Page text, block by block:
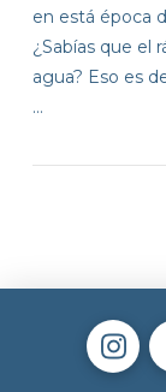
en está época
¿Sabías que el
agua? Eso es
…